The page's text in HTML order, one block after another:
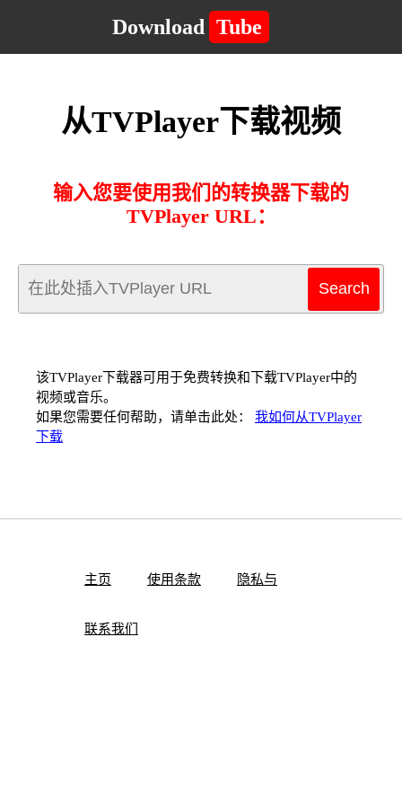
Download Tube
从TVPlayer下载视频
输入您要使用我们的转换器下载的
TVPlayer URL：
该TVPlayer下载器可用于免费转换和下载TVPlayer中的
视频或音乐。
如果您需要任何帮助，请单击此处： 我如何从TVPlayer
下载
主页 使用条款 隐私与
联系我们